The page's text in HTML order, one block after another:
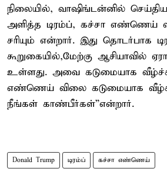
நிலையில், வாஷிங்டன்னில்
அளித்த டிரம்ப், கச்சா எண்ணெய்
சரியும் என்றார். இது தொடர்பாக
கூறுகையில்,மேற்கு ஆசியாவில்
உள்ளது. அவை கடுமையாக
எண்ணெய் விலை கடுமையாக
நீங்கள் காண்பீர்கள்”என்றார்.
Donald Trump டிரம்ப் கச்சா எண்ணெய்